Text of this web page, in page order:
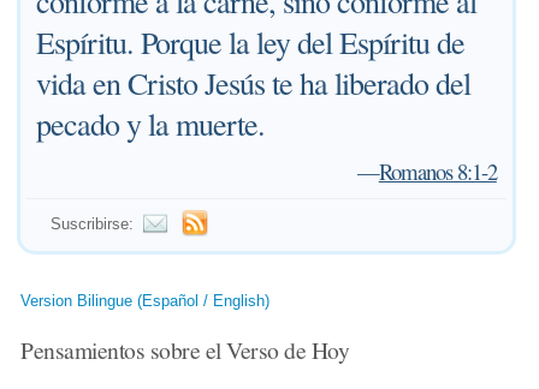
Espíritu. Porque la ley del Espíritu de
vida en Cristo Jesús te ha liberado del
pecado y la muerte.
—Romanos 8:1-2
Suscribirse:
Version Bilingue (Español / English)
Pensamientos sobre el Verso de Hoy